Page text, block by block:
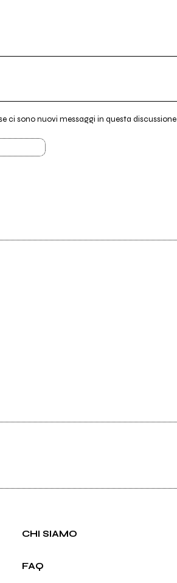
ci sono nuovi messaggi in questa discussione
CHI SIAMO
FAQ